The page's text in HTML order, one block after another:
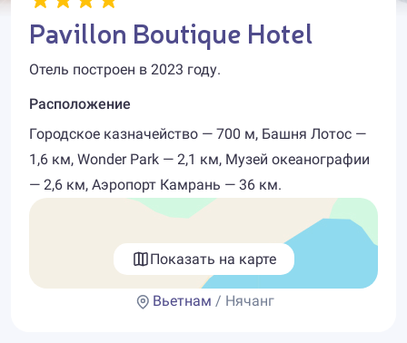
Pavillon Boutique Hotel
Отель построен в 2023 году.
Расположение
Городское казначейство — 700 м, Башня Лотос —
1,6 км, Wonder Park — 2,1 км, Музей океанографии
— 2,6 км, Аэропорт Камрань — 36 км.
Показать на карте
Вьетнам / Нячанг